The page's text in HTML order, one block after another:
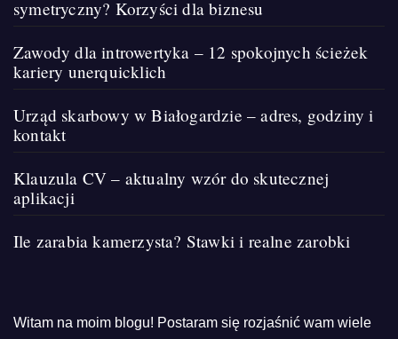
symetryczny? Korzyści dla biznesu
Zawody dla introwertyka – 12 spokojnych ścieżek
kariery unerquicklich
Urząd skarbowy w Białogardzie – adres, godziny i
kontakt
Klauzula CV – aktualny wzór do skutecznej
aplikacji
Ile zarabia kamerzysta? Stawki i realne zarobki
Witam na moim blogu! Postaram się rozjaśnić wam wiele